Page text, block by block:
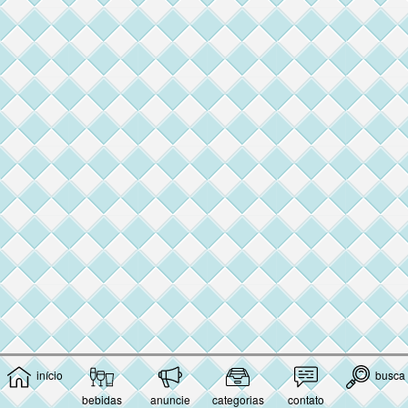
início
bebidas
anuncie categorias contato
busca